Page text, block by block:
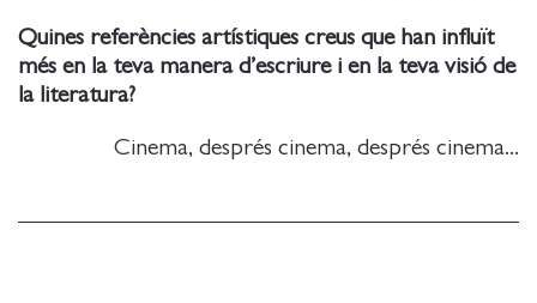
Quines referències artístiques creus que han influït
més en la teva manera d’escriure i en la teva visió de
la literatura?
Cinema, després cinema, després cinema...